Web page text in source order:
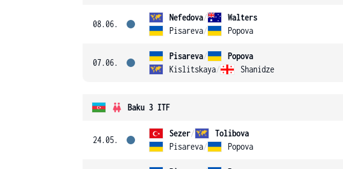
08.06.
Nefedova/
Walters
Pisareva/ Popova
07.06.
Pisareva/
Popova
Kislitskaya/ Shanidze
Baku 3 ITF
24.05.
Sezer/
Tolibova
Pisareva/ Popova